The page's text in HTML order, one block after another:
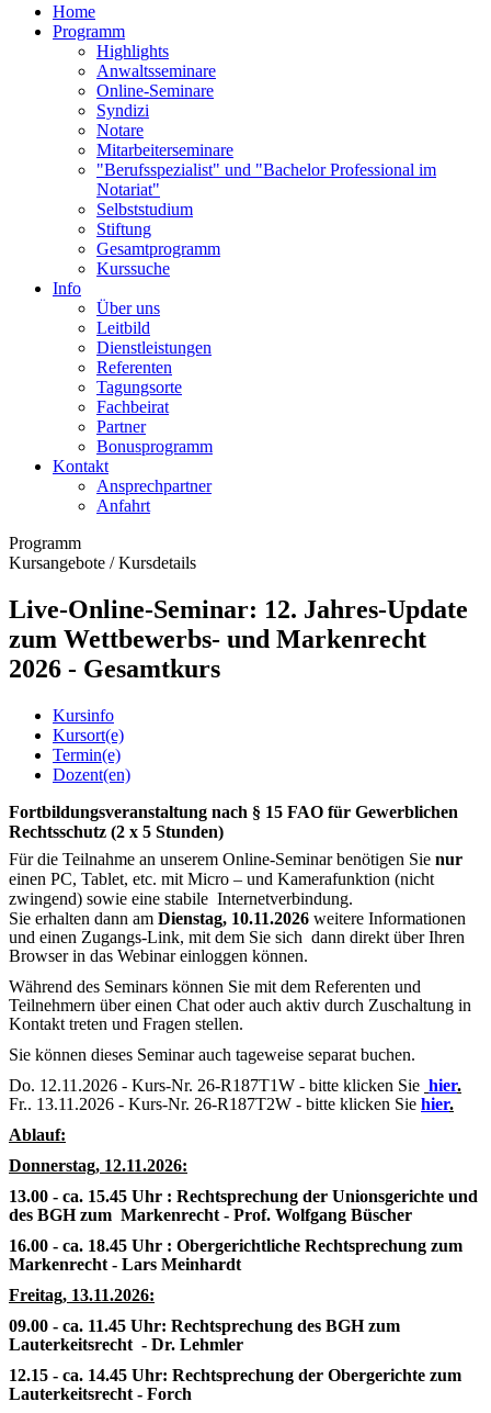
Home
Programm
Highlights
Anwaltsseminare
Online-Seminare
Syndizi
Notare
Mitarbeiterseminare
"Berufsspezialist" und "Bachelor Professional im
Notariat"
Selbststudium
Stiftung
Gesamtprogramm
Kurssuche
Info
Über uns
Leitbild
Dienstleistungen
Referenten
Tagungsorte
Fachbeirat
Partner
Bonusprogramm
Kontakt
Ansprechpartner
Anfahrt
Programm
Kursangebote /Kursdetails
Live-Online-Seminar: 12. Jahres-Update
zum Wettbewerbs- und Markenrecht
2026 - Gesamtkurs
Kursinfo
Kursort(e)
Termin(e)
Dozent(en)
Fortbildungsveranstaltung nach § 15 FAO für Gewerblichen
Rechtsschutz (2 x 5 Stunden)
Für die Teilnahme an unserem Online-Seminar benötigen Sie nur
einen PC, Tablet, etc. mit Micro – und Kamerafunktion (nicht
zwingend) sowie eine stabile Internetverbindung.
Sie erhalten dann am Dienstag, 10.11.2026 weitere Informationen
und einen Zugangs-Link, mit dem Sie sich dann direkt über Ihren
Browser in das Webinar einloggen können.
Während des Seminars können Sie mit dem Referenten und
Teilnehmern über einen Chat oder auch aktiv durch Zuschaltung in
Kontakt treten und Fragen stellen.
Sie können dieses Seminar auch tageweise separat buchen.
Do. 12.11.2026 - Kurs-Nr. 26-R187T1W - bitte klicken Sie hier.
Fr.. 13.11.2026 - Kurs-Nr. 26-R187T2W - bitte klicken Sie hier.
Ablauf:
Donnerstag, 12.11.2026:
13.00 - ca. 15.45 Uhr : Rechtsprechung der Unionsgerichte und
des BGH zum Markenrecht - Prof. Wolfgang Büscher
16.00 - ca. 18.45 Uhr : Obergerichtliche Rechtsprechung zum
Markenrecht - Lars Meinhardt
Freitag, 13.11.2026:
09.00 - ca. 11.45 Uhr: Rechtsprechung des BGH zum
Lauterkeitsrecht - Dr. Lehmler
12.15 - ca. 14.45 Uhr: Rechtsprechung der Obergerichte zum
Lauterkeitsrecht - Forch